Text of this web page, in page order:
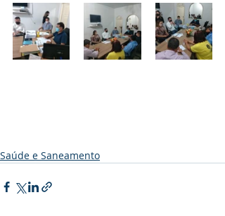
Saúde e Saneamento